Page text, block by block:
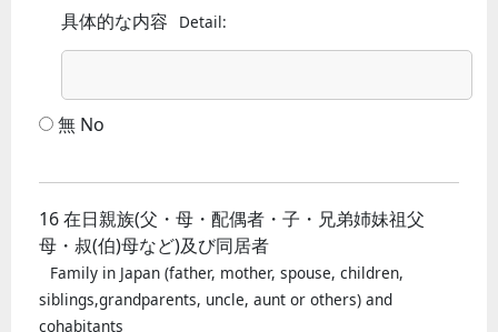
具体的な内容
Detail:
無 No
16 在日親族(父・母・配偶者・子・兄弟姉妹祖父
母・叔(伯)母など)及び同居者
Family in Japan (father, mother, spouse, children,
siblings,grandparents, uncle, aunt or others) and
cohabitants